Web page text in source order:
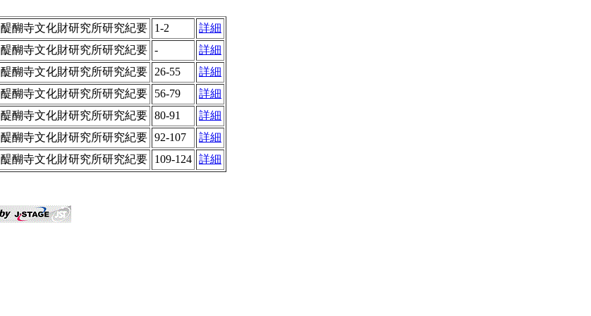
醍醐寺文化財研究所研究紀要 1-2
詳細
醍醐寺文化財研究所研究紀要 -
詳細
醍醐寺文化財研究所研究紀要 26-55
詳細
醍醐寺文化財研究所研究紀要 56-79
詳細
醍醐寺文化財研究所研究紀要 80-91
詳細
醍醐寺文化財研究所研究紀要 92-107
詳細
醍醐寺文化財研究所研究紀要 109-124 詳細